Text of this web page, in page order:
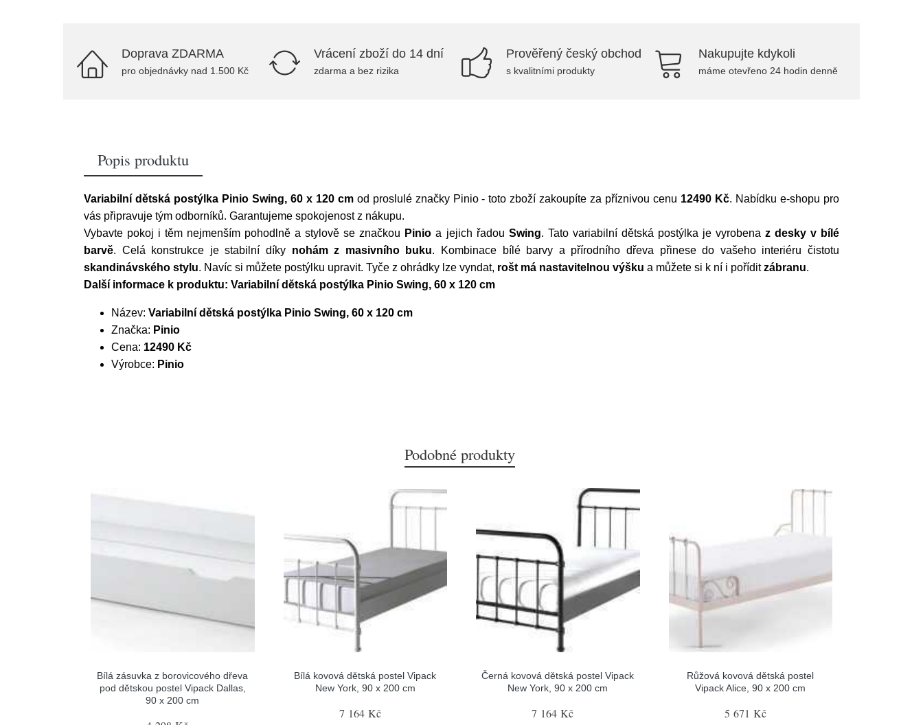
Doprava ZDARMA
pro objednávky nad 1.500 Kč
Vrácení zboží do 14 dní
zdarma a bez rizika
Prověřený český obchod
s kvalitními produkty
Nakupujte kdykoli
máme otevřeno 24 hodin denně
Popis produktu
Variabilní dětská postýlka Pinio Swing, 60 x 120 cmod proslulé značky Pinio- toto zboží zakoupíte za příznivou cenu 12490 Kč. Nabídku e-shopu pro
vás připravuje tým odborníků. Garantujeme spokojenost z nákupu.
Vybavte pokoj i těm nejmenším pohodlně a stylově se značkou Pinio a jejich řadou Swing. Tato variabilní dětská postýlka je vyrobena z desky v bílé
barvě. Celá konstrukce je stabilní díky nohám z masivního buku. Kombinace bílé barvy a přírodního dřeva přinese do vašeho interiéru čistotu
skandinávského stylu. Navíc si můžete postýlku upravit. Tyče z ohrádky lze vyndat, rošt má nastavitelnou výšku a můžete si k ní i poříditzábranu.
Další informace k produktu: Variabilní dětská postýlka Pinio Swing, 60 x 120 cm
Název: Variabilní dětská postýlka Pinio Swing, 60 x 120 cm
Značka: Pinio
Cena: 12490 Kč
Výrobce: Pinio
Podobné produkty
Bílá zásuvka z borovicového dřeva
pod dětskou postel Vipack Dallas,
90 x 200 cm
Bílá kovová dětská postel Vipack
New York, 90 x 200 cm
7 164 Kč
Černá kovová dětská postel Vipack
New York, 90 x 200 cm
7 164 Kč
Růžová kovová dětská postel
Vipack Alice, 90 x 200 cm
5 671 Kč